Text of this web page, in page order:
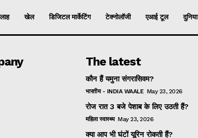
खेल डिजिटल मार्केटिंग टेक्नोलॉजी एआई टूल दुनिया
The latest
कौन हैं यमुना संगरासिवम?
भारतीय - INDIA WAALE May 23, 2026
रोज रात 3 बजे पेशाब के लिए उठती हैं?
महिला स्वास्थ्य May 23, 2026
क्या आप भी घंटों यूरिन रोकती हैं?